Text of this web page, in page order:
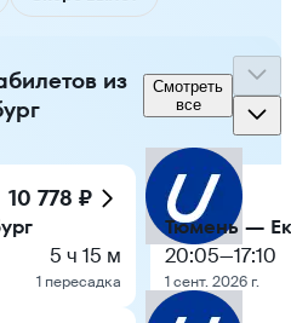
из
Смотреть
все
10 778 ₽
5 ч 15 м
1 пересадка
Тюмень —
20:05—17:10
1 сент. 2026 г.